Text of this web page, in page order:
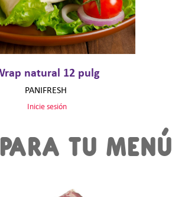
natural 12 pulg
PANIFRESH
Inicie sesión
TU MENÚ